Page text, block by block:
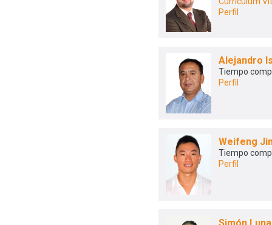
Perfil
Alejandro
Tiempo
Perfil
Weifeng
Tiempo
Perfil